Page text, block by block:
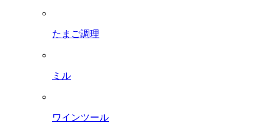
たまご調理
ミル
ワインツール